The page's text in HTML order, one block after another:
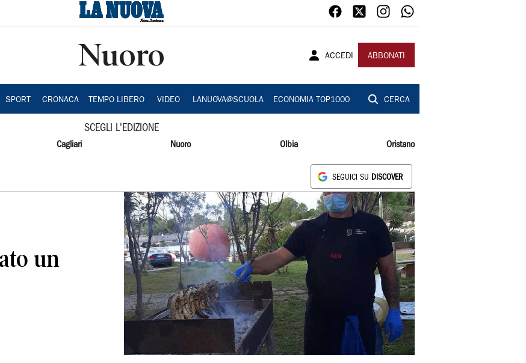
Nuoro ACCEDI ABBONATI
SPORT CRONACA TEMPO LIBERO VIDEO LANUOVA@SCUOLA ECONOMIA TOP1000 CERCA
SCEGLI L'EDIZIONE
Cagliari Nuoro Olbia Oristano
SEGUICI SU DISCOVER
un